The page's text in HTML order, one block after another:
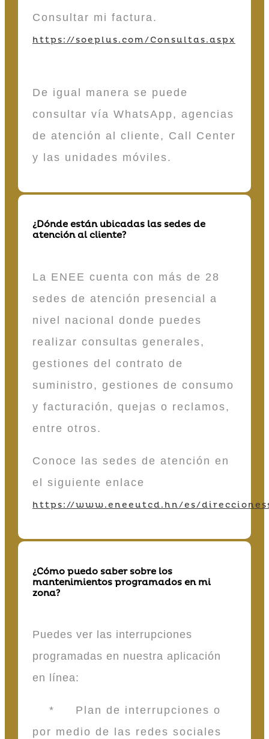
Consultar mi factura.
https://soeplus.com/Consultas.aspx
De igual manera se puede
consultar vía WhatsApp, agencias
de atención al cliente, Call Center
y las unidades móviles.
¿Dónde están ubicadas las sedes de
atención al cliente?
La ENEE cuenta con más de 28
sedes de atención presencial a
nivel nacional donde puedes
realizar consultas generales,
gestiones del contrato de
suministro, gestiones de consumo
y facturación, quejas o reclamos,
entre otros.
Conoce las sedes de atención en
el siguiente enlace
https://www.eneeutcd.hn/es/
¿Cómo puedo saber sobre los
mantenimientos programados en mi
zona?
Puedes ver las interrupciones
programadas en nuestra aplicación
en línea:
* Plan de interrupciones o
por medio de las redes sociales